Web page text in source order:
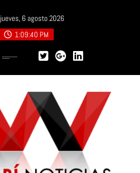
jueves, 6 agosto 2026
1:09:41 PM